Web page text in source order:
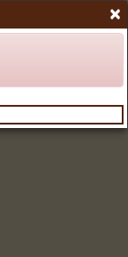
Anmelden
×